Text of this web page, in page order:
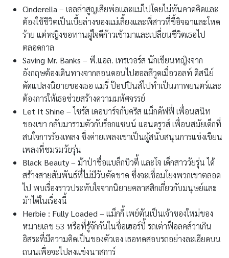
Cinderella– เอลล่าสูญเสียพ่อและแม่ไปโดยไม่ทันคาดคิดและ
ต้องใช้ชีวิตเป็นเบี้ยล่างของแม่เลี้ยงและพี่สาวที่ขี้อิจฉาและโหด
ร้าย แต่หญิงขอทานผู้ใจดีก้าวเข้ามาและเปลี่ยนชีวิตเธอไป
ตลอดกาล
Saving Mr. Banks – พี.แอล. เทรเวอร์ส นักเขียนหญิงจาก
อังกฤษต้องเดินทางจากลอนดอนไปฮอลลีวูดเมื่อวอลท์ ดิสนีย์
ดัดแปลงนิยายของเธอ แมรี่ ป๊อปปินส์ไปทำเป็นภาพยนตร์และ
ต้องการให้เธอช่วยสร้างความมหัศจรรย์
Let It Shine – ไซรัส เดอบาร์จกับคริส แม็กดัฟฟี่ เพื่อนสนิท
ของเขา กลับมารวมตัวกับร็อกแซนน์ แอนดรูวส์ เพื่อนสมัยเด็กที่
สนใจการร้องเพลง ซึ่งค่ายเพลงเขาเป็นผู้สนับสนุนการแข่งเขียน
เพลงที่ชมรมวัยรุ่น
Black Beauty– ม้าป่าชื่อแบล็กบิวตี้ และโจ เด็กสาววัยรุ่น ได้
สร้างสายสัมพันธ์ที่ไม่มีวันตัดขาด ซึ่งจะเชื่อมโยงพวกเขาตลอด
ไป พบเรื่องราวประทับใจจากนิยายคลาสสิกเกี่ยวกับมนุษย์และ
ม้าได้ในเรื่องนี้
Herbie : Fully Loaded – แม็กกี้ เพย์ตันเป็นเจ้าของใหม่ของ
หมายเลข 53 หรือที่รู้จักกันในชื่อเฮอร์บี้ รถเต่าฟ็อลคส์วาเกิน
อิสระที่มีความคิดเป็นของตัวเอง เธอทดสอบรถอย่างละเอียดบน
ถนนเพื่อจะไปลงแข่งนาสการ์